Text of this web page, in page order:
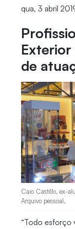
qua, 3 abril
de
Caio Castillo, ex-
Arquivo pessoal.
“Todo esforço